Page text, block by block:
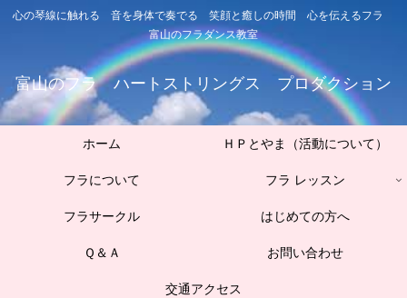
心の琴線に触れる 音を身体で奏でる 笑顔と癒しの時間 心を伝えるフラ
富山のフラダンス教室
富山のフラ ハートストリングス プロダクション
ホーム ＨＰとやま（活動について）
フラについて フラ レッスン
フラサークル はじめての方へ
Ｑ＆Ａ お問い合わせ
交通アクセス